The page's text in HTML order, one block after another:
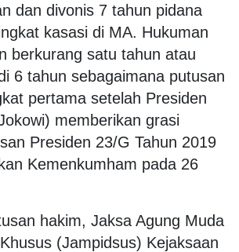
dan divonis 7 tahun pidana
kasasi di MA. Hukuman
berkurang satu tahun atau
6 tahun sebagaimana putusan
pertama setelah Presiden
memberikan grasi
Presiden 23/G Tahun 2019
Kemenkumham pada 26
hakim, Jaksa Agung Muda
(Jampidsus) Kejaksaan